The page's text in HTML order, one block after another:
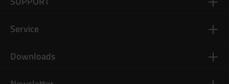
Service
Downloads